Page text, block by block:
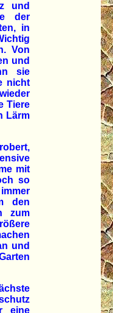
und
der
in
Von
und
sie
nicht
Tiere
Lärm
mit
so
den
zum
und
eine